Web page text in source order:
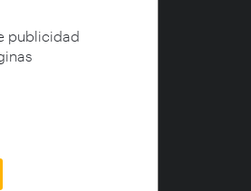
publicidad